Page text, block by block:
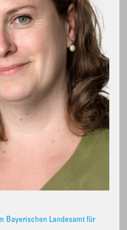
Bayerischen Landesamt für